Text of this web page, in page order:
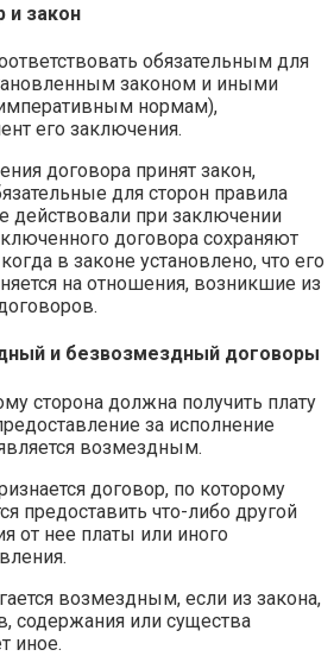
и закон
обязательным для
законом и иными
нормам),
его заключения.
договора принят закон,
для сторон правила
действовали при заключении
договора сохраняют
в законе установлено, что его
на отношения, возникшие из
и безвозмездный договоры
сторона должна получить плату
за исполнение
возмездным.
договор, по которому
предоставить что-либо другой
от нее платы или иного
возмездным, если из закона,
содержания или существа
иное.